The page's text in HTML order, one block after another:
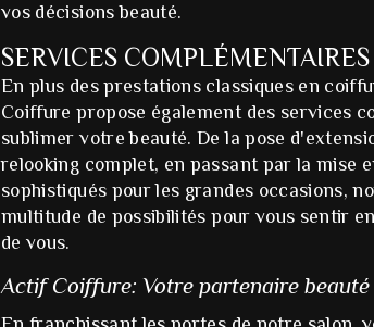
vos décisions beauté.
SERVICES COMPLÉMENTAIRES
En plus des prestations classiques en
Coiffure propose également des services
sublimer votre beauté. De la pose
relooking complet, en passant par la mise
sophistiqués pour les grandes occasions,
multitude de possibilités pour vous sentir
de vous.
Actif Coiffure: Votre partenaire beauté